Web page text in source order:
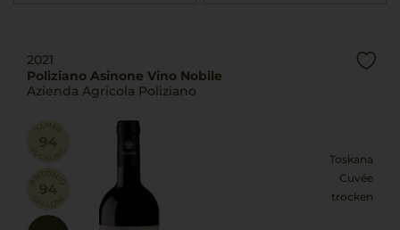
2021
Poliziano Asinone Vino Nobile
Azienda Agricola Poliziano
Toskana
Cuvée
trocken